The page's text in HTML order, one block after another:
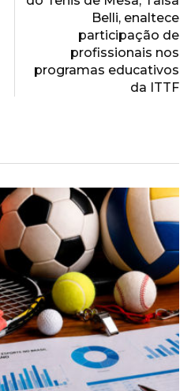
Belli, enaltece
participação de
profissionais nos
programas educativos
da ITTF